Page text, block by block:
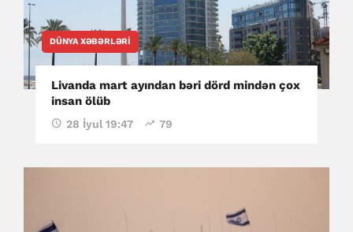
DÜNYA XƏBƏRLƏRI
Livanda mart ayından bəri dörd mindən çox
insan ölüb
28 İyul 19:47 79